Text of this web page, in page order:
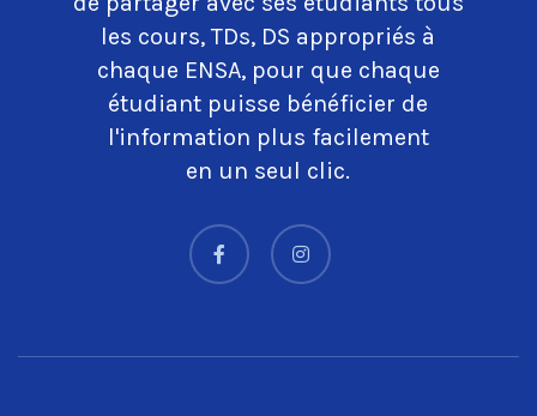
les cours, TDs, DS appropriés à
chaque ENSA, pour que chaque
étudiant puisse bénéficier de
l'information plus facilement
en un seul clic.